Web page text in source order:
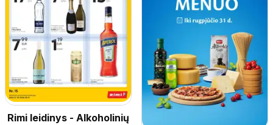
Rimi leidinys - Alkoholinių